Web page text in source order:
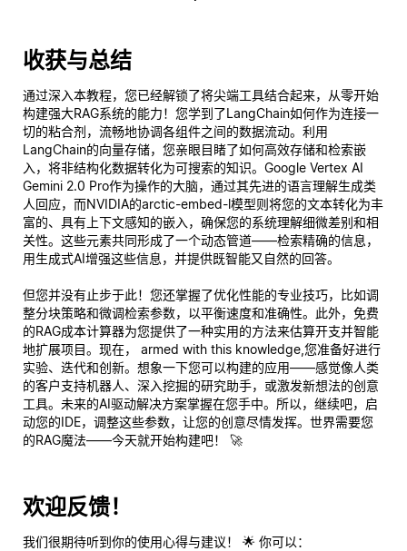
收获与总结
通过深入本教程，您已经解锁了将尖端工具结合起来，从零开始
构建强大RAG系统的能力！您学到了LangChain如何作为连接一
切的粘合剂，流畅地协调各组件之间的数据流动。利用
LangChain的向量存储，您亲眼目睹了如何高效存储和检索嵌
入，将非结构化数据转化为可搜索的知识。Google Vertex AI
Gemini 2.0 Pro作为操作的大脑，通过其先进的语言理解生成类
人回应，而NVIDIA的arctic-embed-l模型则将您的文本转化为丰
富的、具有上下文感知的嵌入，确保您的系统理解细微差别和相
关性。这些元素共同形成了一个动态管道——检索精确的信息，
用生成式AI增强这些信息，并提供既智能又自然的回答。
但您并没有止步于此！您还掌握了优化性能的专业技巧，比如调
整分块策略和微调检索参数，以平衡速度和准确性。此外，免费
的RAG成本计算器为您提供了一种实用的方法来估算开支并智能
地扩展项目。现在， armed with this knowledge,您准备好进行
实验、迭代和创新。想象一下您可以构建的应用——感觉像人类
的客户支持机器人、深入挖掘的研究助手，或激发新想法的创意
工具。未来的AI驱动解决方案掌握在您手中。所以，继续吧，启
动您的IDE，调整这些参数，让您的创意尽情发挥。世界需要您
的RAG魔法——今天就开始构建吧！ 🚀
欢迎反馈！
我们很期待听到你的使用心得与建议！ 🌟 你可以：